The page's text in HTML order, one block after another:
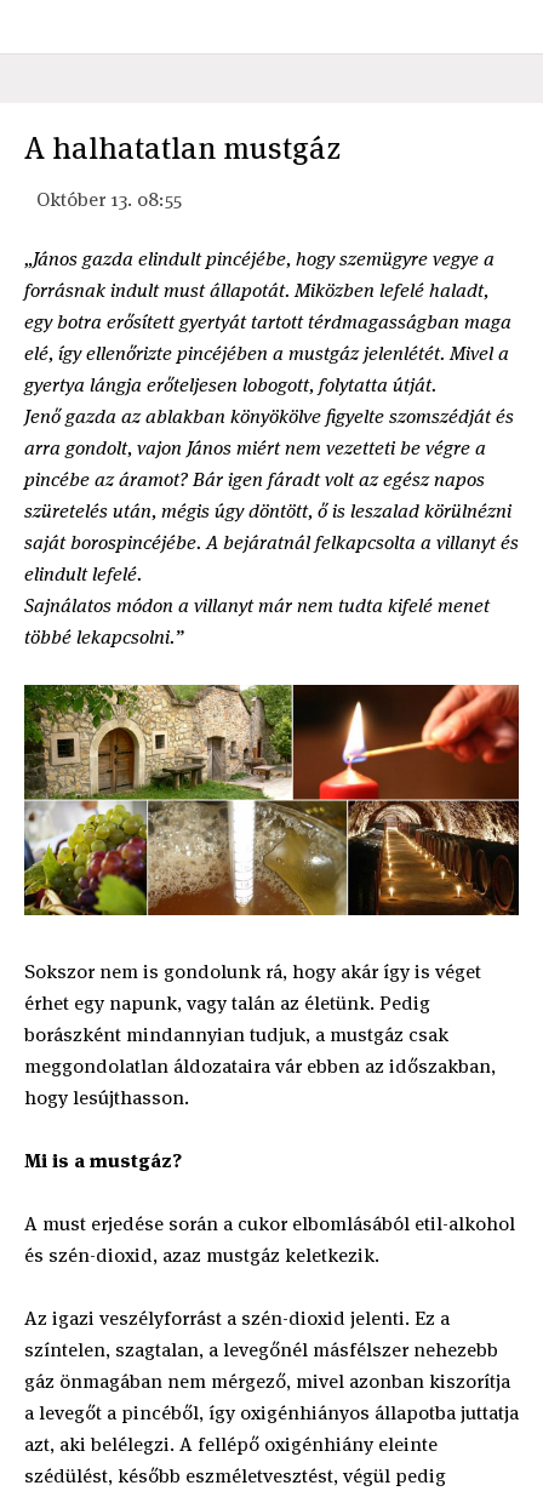
A halhatatlan mustgáz
Október 13. 08:55
„János gazda elindult pincéjébe, hogy szemügyre vegye a
forrásnak indult must állapotát. Miközben lefelé haladt,
egy botra erősített gyertyát tartott térdmagasságban maga
elé, így ellenőrizte pincéjében a mustgáz jelenlétét. Mivel a
gyertya lángja erőteljesen lobogott, folytatta útját.
Jenő gazda az ablakban könyökölve figyelte szomszédját és
arra gondolt, vajon János miért nem vezetteti be végre a
pincébe az áramot? Bár igen fáradt volt az egész napos
szüretelés után, mégis úgy döntött, ő is leszalad körülnézni
saját borospincéjébe. A bejáratnál felkapcsolta a villanyt és
elindult lefelé.
Sajnálatos módon a villanyt már nem tudta kifelé menet
többé lekapcsolni.”
Sokszor nem is gondolunk rá, hogy akár így is véget
érhet egy napunk, vagy talán az életünk. Pedig
borászként mindannyian tudjuk, a mustgáz csak
meggondolatlan áldozataira vár ebben az időszakban,
hogy lesújthasson.
Mi is a mustgáz?
A must erjedése során a cukor elbomlásából etil-alkohol
és szén-dioxid, azaz mustgáz keletkezik.
Az igazi veszélyforrást a szén-dioxid jelenti. Ez a
színtelen, szagtalan, a levegőnél másfélszer nehezebb
gáz önmagában nem mérgező, mivel azonban kiszorítja
a levegőt a pincéből, így oxigénhiányos állapotba juttatja
azt, aki belélegzi. A fellépő oxigénhiány eleinte
szédülést, később eszméletvesztést, végül pedig